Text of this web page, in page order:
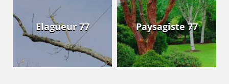
Elagueur 77 Paysagiste 77